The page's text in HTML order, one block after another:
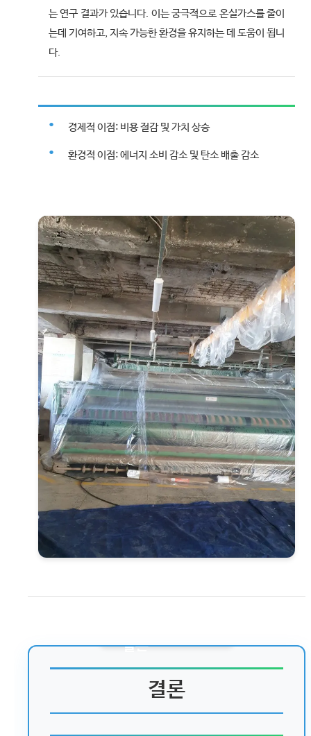
는 연구 결과가 있습니다. 이는 궁극적으로 온실가스를 줄이
는데 기여하고, 지속 가능한 환경을 유지하는 데 도움이 됩니
다.
경제적 이점: 비용 절감 및 가치 상승
환경적 이점: 에너지 소비 감소 및 탄소 배출 감소
결론